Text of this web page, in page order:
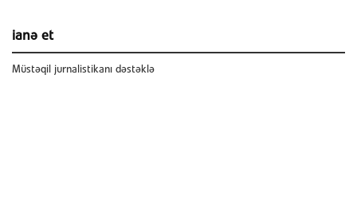
ianə et
Müstəqil jurnalistikanı dəstəklə